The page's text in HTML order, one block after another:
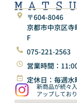
〒604-8046
京都市中京区寺
F
075-221-2563
営業時間：
定休日：毎週水
新商品が続々
アップしており